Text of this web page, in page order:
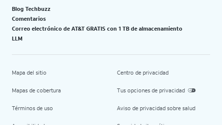
Blog Techbuzz
Comentarios
Correo electrónico de AT&T GRATIS con 1 TB de almacenamiento
LLM
Mapa del sitio
Mapas de cobertura
Términos de uso
Centro de privacidad
Tus opciones de privacidad
Aviso de privacidad sobre salud